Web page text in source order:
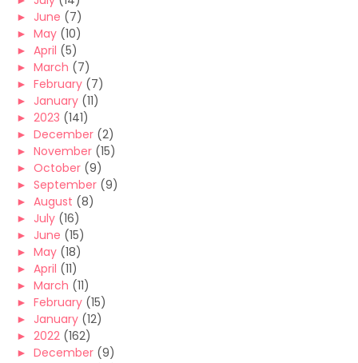
► June (7)
► May (10)
► April (5)
► March (7)
► February (7)
► January (11)
► 2023 (141)
► December (2)
► November (15)
► October (9)
► September (9)
► August (8)
► July (16)
► June (15)
► May (18)
► April (11)
► March (11)
► February (15)
► January (12)
► 2022 (162)
► December (9)